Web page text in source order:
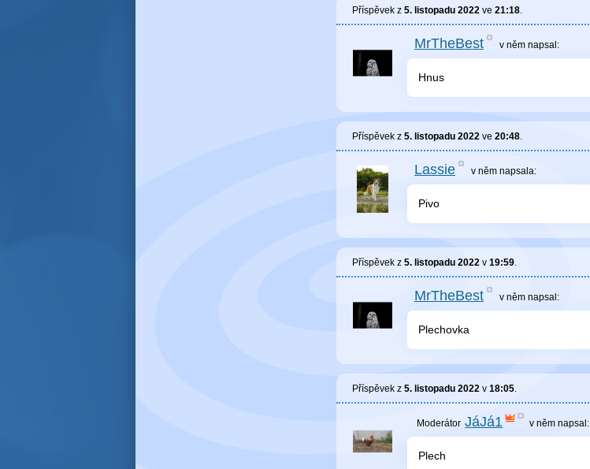
Příspěvek z 5. listopadu 2022 ve 21:18.
MrTheBest v němnapsal:
Hnus
Příspěvek z 5. listopadu 2022 ve 20:48.
Lassie v němnapsala:
Pivo
Příspěvek z 5. listopadu 2022 v 19:59.
MrTheBest v němnapsal:
Plechovka
Příspěvek z 5. listopadu 2022 v 18:05.
JáJá1 v něm napsal:
Plech